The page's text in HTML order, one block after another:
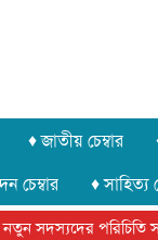
♦ জাতীয় চেম্বার
চেম্বার ♦ সাহিত্য
সদস্যদের পরিচিতি সভা